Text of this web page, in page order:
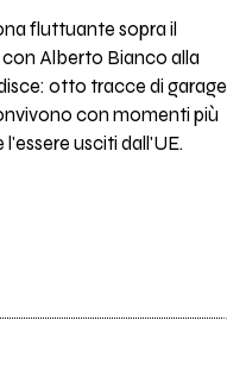
fluttuante sopra il
Alberto Bianco alla
otto tracce di garage
con momenti più
usciti dall'UE.